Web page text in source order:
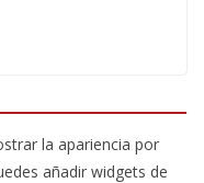
la apariencia por
añadir widgets de